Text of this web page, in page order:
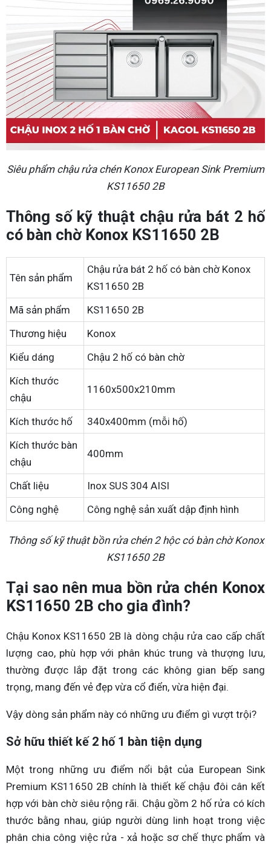
Siêu phẩm chậu rửa chén Konox European Sink Premium
KS11650 2B
Thông số kỹ thuật chậu rửa bát 2 hố
có bàn chờ Konox KS11650 2B
Tên sản phẩm
Chậu rửa bát 2 hố có bàn chờ Konox
KS11650 2B
Mã sản phẩm
KS11650 2B
Thương hiệu
Konox
Kiểu dáng
Chậu 2 hố có bàn chờ
Kích thước
chậu
1160x500x210mm
Kích thước hố
340x400mm (mỗi hố)
Kích thước bàn
chậu
400mm
Chất liệu
Inox SUS 304 AISI
Công nghệ
Công nghệ sản xuất dập định hình
Thông số kỹ thuật bồn rửa chén 2 hộc có bàn chờ Konox
KS11650 2B
Tại sao nên mua bồn rửa chén Konox
KS11650 2B cho gia đình?
Chậu Konox KS11650 2B là dòng chậu rửa cao cấp chất
lượng cao, phù hợp với phân khúc trung và thượng lưu,
thường được lắp đặt trong các không gian bếp sang
trọng, mang đến vẻ đẹp vừa cổ điển, vừa hiện đại.
Vậy dòng sản phẩm này có những ưu điểm gì vượt trội?
Sở hữu thiết kế 2 hố 1 bàn tiện dụng
Một trong những ưu điểm nổi bật của European Sink
Premium KS11650 2B chính là thiết kế chậu đôi cân kết
hợp với bàn chờ siêu rộng rãi. Chậu gồm 2 hố rửa có kích
thước bằng nhau, giúp người dùng linh hoạt trong việc
phân chia công việc rửa - xả hoặc sơ chế thực phẩm và